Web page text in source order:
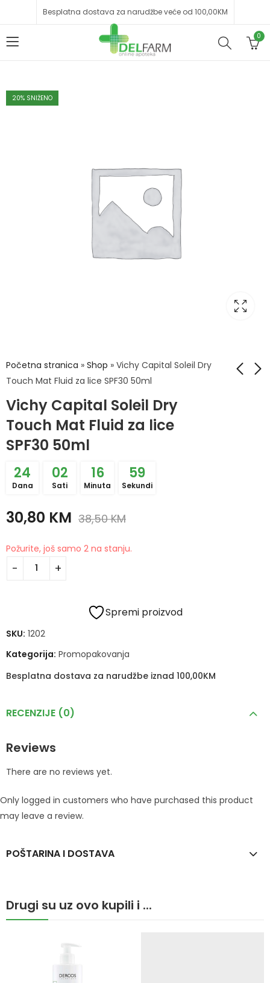
Besplatna dostava za narudžbe veće od 100,00KM
0
20% SNIŽENO
Početna stranica » Shop » Vichy Capital Soleil Dry
Touch Mat Fluid za lice SPF30 50ml
Vichy Capital Soleil Dry
Touch Mat Fluid za lice
SPF30 50ml
Vichy Capital Soleil
Cell Protect Zaštitno
ulje SPF50+200ml
24
Dana
02
Sati
16
Minuta
58
Sekundi
30,80 KM 38,50KM
Požurite, još samo 2 na stanju.
Spremi proizvod
SKU: 1202
Kategorija: Promopakovanja
Besplatna dostava za narudžbe iznad 100,00KM
RECENZIJE (0)
Reviews
There are no reviews yet.
Only logged in customers who have purchased this product
may leave a review.
POŠTARINA I DOSTAVA
Drugi su uz ovo kupili i ...